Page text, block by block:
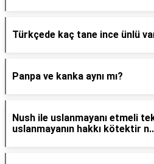
Türkçede kaç tane ince ünlü
Panpa ve kanka aynı mı?
Nush ile uslanmayanı etmeli
uslanmayanın hakkı kötektir n..